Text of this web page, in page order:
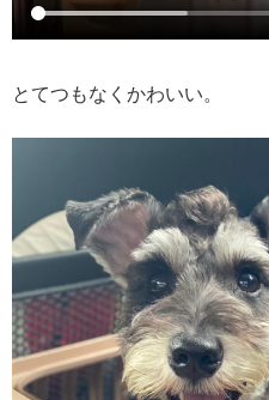
とてつもなくかわいい。